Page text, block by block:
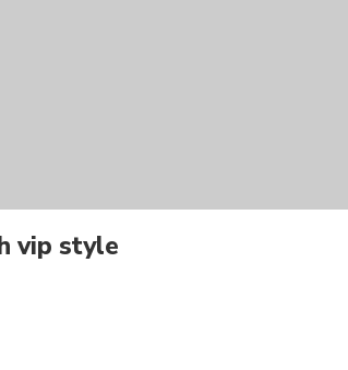
vip style